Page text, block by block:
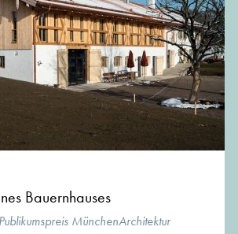
Bauernhauses
MünchenArchitektur